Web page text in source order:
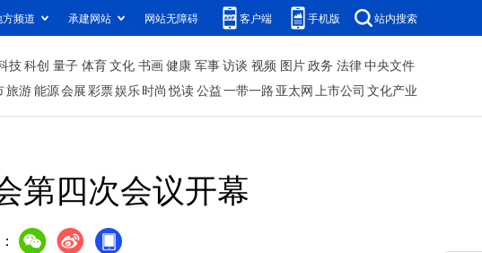
方频道 承建网站 网站无障碍 客户端 手机版 站内搜索
技科创 量子 体育文化 书画健康 军事访谈 视频 图片政务 法律中央文件
旅游能源会展彩票娱乐时尚 悦读公益一带一路 亚太网上市公司 文化产业
第四次会议开幕